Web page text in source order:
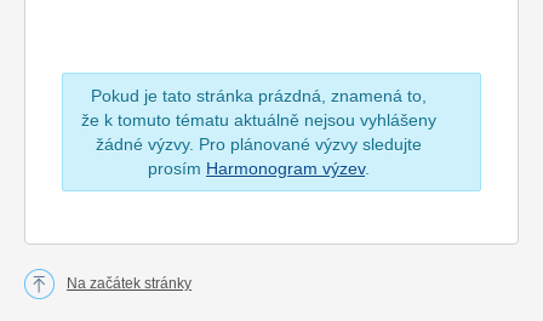
Pokud je tato stránka prázdná, znamená to,
že k tomuto tématu aktuálně nejsou vyhlášeny
žádné výzvy. Pro plánované výzvy sledujte
prosím Harmonogram výzev.
Na začátek stránky